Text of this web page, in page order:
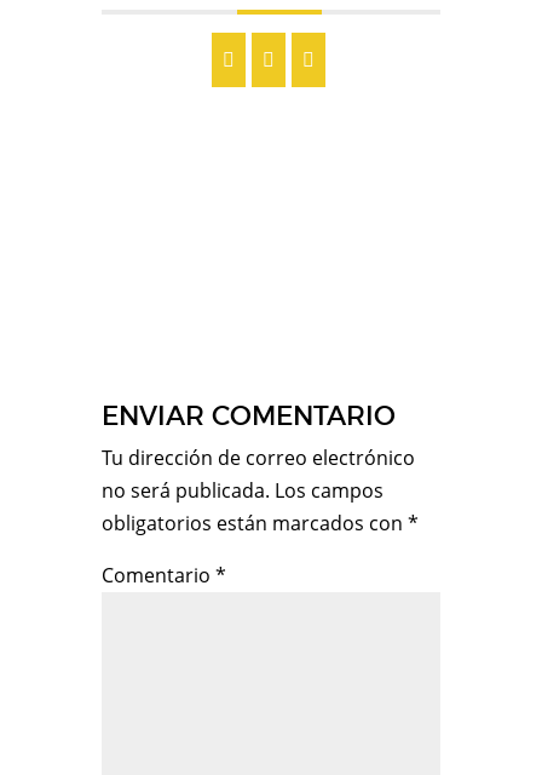
ENVIAR COMENTARIO
Tu dirección de correo electrónico
no será publicada. Los campos
obligatorios están marcados con *
Comentario *